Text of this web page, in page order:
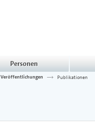
Personen
Veröffentlichungen Publikationen